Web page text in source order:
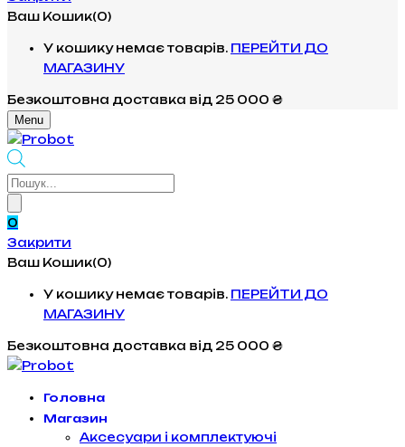
Ваш Кошик(0)
У кошику немає товарів. ПЕРЕЙТИ ДО
МАГАЗИНУ
Безкоштовна доставка від 25 000 ₴
Menu
Products
0
Закрити
Ваш Кошик(0)
У кошику немає товарів. ПЕРЕЙТИ ДО
МАГАЗИНУ
Безкоштовна доставка від 25 000 ₴
Головна
Магазин
Аксесуари і комплектуючі